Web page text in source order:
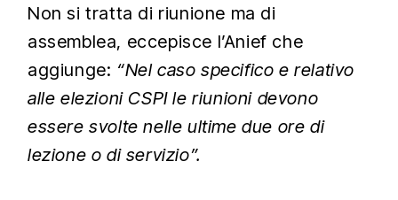
Non si tratta di riunione ma di
assemblea, eccepisce l’Anief che
aggiunge: “Nel caso specifico e relativo
alle elezioni CSPI le riunioni devono
essere svolte nelle ultime due ore di
lezione o di servizio”.